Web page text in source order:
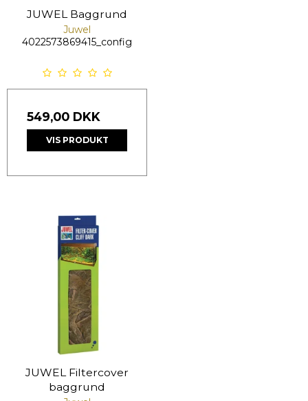
JUWEL Baggrund
Juwel
4022573869415_config
549,00 DKK
VIS PRODUKT
JUWEL Filtercover
baggrund